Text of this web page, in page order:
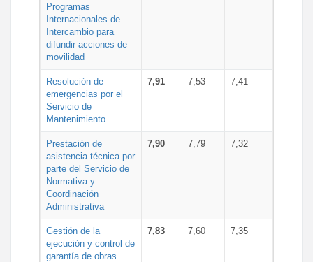
Programas
Internacionales de
Intercambio para
difundir acciones de
movilidad
Resolución de
emergencias por el
Servicio de
Mantenimiento
7,91 7,53 7,41
Prestación de
asistencia técnica por
parte del Servicio de
Normativa y
Coordinación
Administrativa
7,90 7,79 7,32
Gestión de la
ejecución y control de
garantía de obras
7,83 7,60 7,35